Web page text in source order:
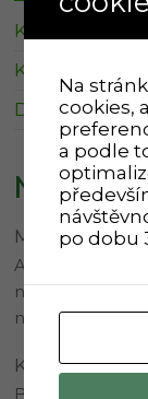
Kalendář
Kalendář
Další
Martina :
Ahoj Karle,
nic nemění. Ve
na…
Karel Svítil:
Bylo by možné
Na
cookies,
a podle
po dobu